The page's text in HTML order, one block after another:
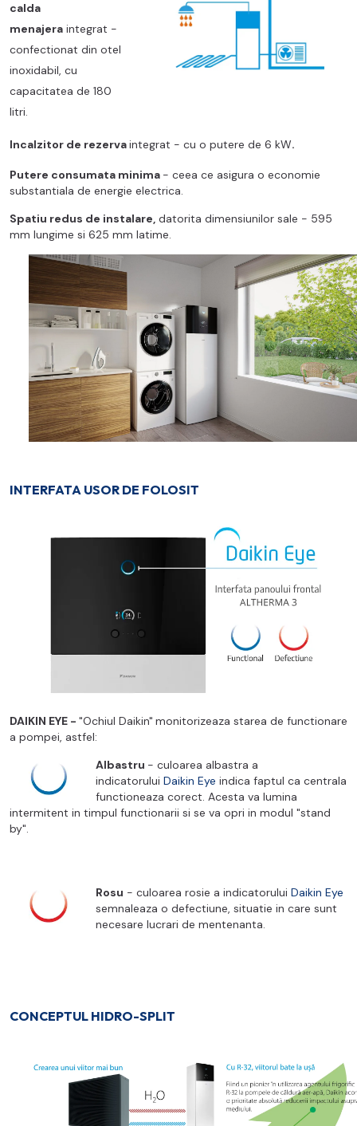
calda
menajera integrat -
confectionat din otel
inoxidabil, cu
capacitatea de 180
litri.
Incalzitor de rezervaintegrat - cu o putere de 6 kW.
Putere consumata minima - ceea ce asigura o economie
substantiala de energie electrica.
Spatiu redus de instalare, datorita dimensiunilor sale - 595
mm lungime si 625 mm latime.
INTERFATA USOR DE FOLOSIT
DAIKIN EYE - "Ochiul Daikin" monitorizeaza starea de functionare
a pompei, astfel:
Albastru - culoarea albastra a
indicatorului Daikin Eye indica faptul ca centrala
functioneaza corect. Acesta va lumina
intermitent in timpul functionarii si se va opri in modul "stand
by".
Rosu - culoarea rosie a indicatorului Daikin Eye
semnaleaza o defectiune, situatie in care sunt
necesare lucrari de mentenanta.
CONCEPTUL HIDRO-SPLIT